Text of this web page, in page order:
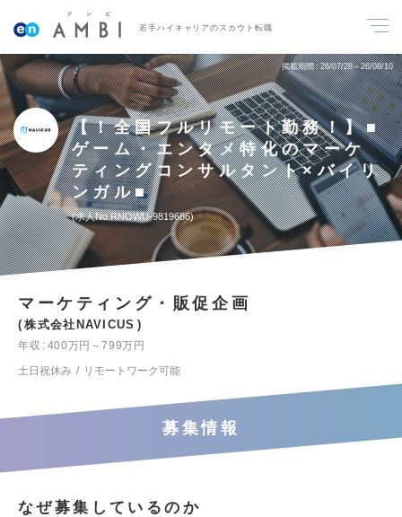
若手ハイキャリアのスカウト転職
掲載期間 26/07/28～26/08/10
【！全国フルリモート勤務！】■
ゲーム・エンタメ特化のマーケ
ティングコンサルタント×バイリ
ンガル■
求人No.RNOWU-9819686
マーケティング・販促企画
株式会社NAVICUS
年収
400万円～799万円
土日祝休み
リモートワーク可能
募集情報
なぜ募集しているのか